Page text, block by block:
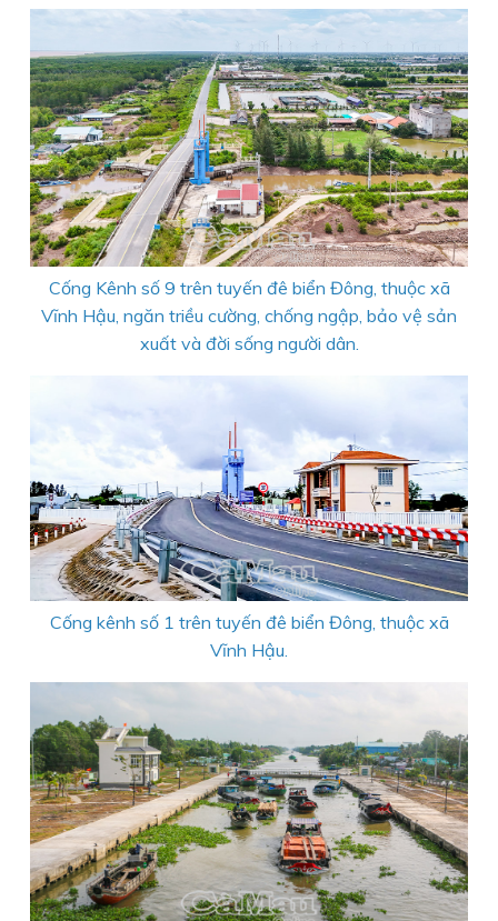
Cống Kênh số 9 trên tuyến đê biển Đông, thuộc xã
Vĩnh Hậu, ngăn triều cường, chống ngập, bảo vệ sản
xuất và đời sống người dân.
Cống kênh số 1 trên tuyến đê biển Đông, thuộc xã
Vĩnh Hậu.